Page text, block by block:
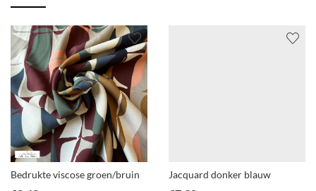
Bedrukte viscose groen/bruin Jacquard donker blauw